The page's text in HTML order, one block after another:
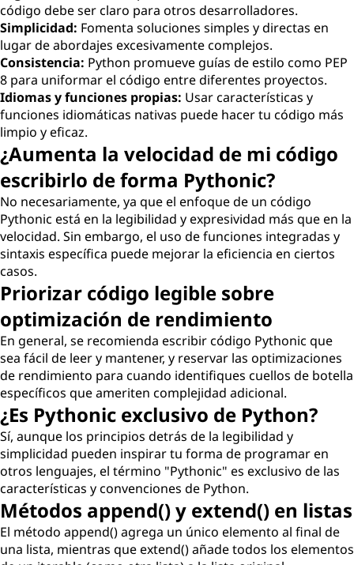
código debe ser claro para otros desarrolladores.
Simplicidad: Fomenta soluciones simples y directas en
lugar de abordajes excesivamente complejos.
Consistencia: Python promueve guías de estilo como PEP
8 para uniformar el código entre diferentes proyectos.
Idiomas y funciones propias: Usar características y
funciones idiomáticas nativas puede hacer tu código más
limpio y eficaz.
¿Aumenta la velocidad de mi código
escribirlo de forma Pythonic?
No necesariamente, ya que el enfoque de un código
Pythonic está en la legibilidad y expresividad más que en la
velocidad. Sin embargo, el uso de funciones integradas y
sintaxis específica puede mejorar la eficiencia en ciertos
casos.
Priorizar código legible sobre
optimización de rendimiento
En general, se recomienda escribir código Pythonic que
sea fácil de leer y mantener, y reservar las optimizaciones
de rendimiento para cuando identifiques cuellos de botella
específicos que ameriten complejidad adicional.
¿Es Pythonic exclusivo de Python?
Sí, aunque los principios detrás de la legibilidad y
simplicidad pueden inspirar tu forma de programar en
otros lenguajes, el término "Pythonic" es exclusivo de las
características y convenciones de Python.
Métodos append() y extend() en listas
El método append() agrega un único elemento al final de
una lista, mientras que extend() añade todos los elementos